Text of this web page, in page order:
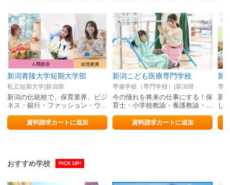
新潟青陵大学短期大学部
私立短期大学|新潟県
新潟の伝統校で、保育業界、ビジ
ネス・銀行・ファッション・ウェ
ディング・ホテル業界で活躍する
力を修得！資料請求カートに追加
新潟こども医療専門学校
専修学校（専門学校）|新潟県
今の憧れを将来の仕事にする！保
育士・小学校教諭・養護教諭・医
療事務を目指すなら”こども医療”
資料請求カートに追加
新
専
新
し
稚
おすすめ学校 PICK UP!